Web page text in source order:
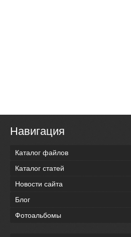
Навигация
Каталог файлов
Каталог статей
Новости сайта
Блог
Фотоальбомы